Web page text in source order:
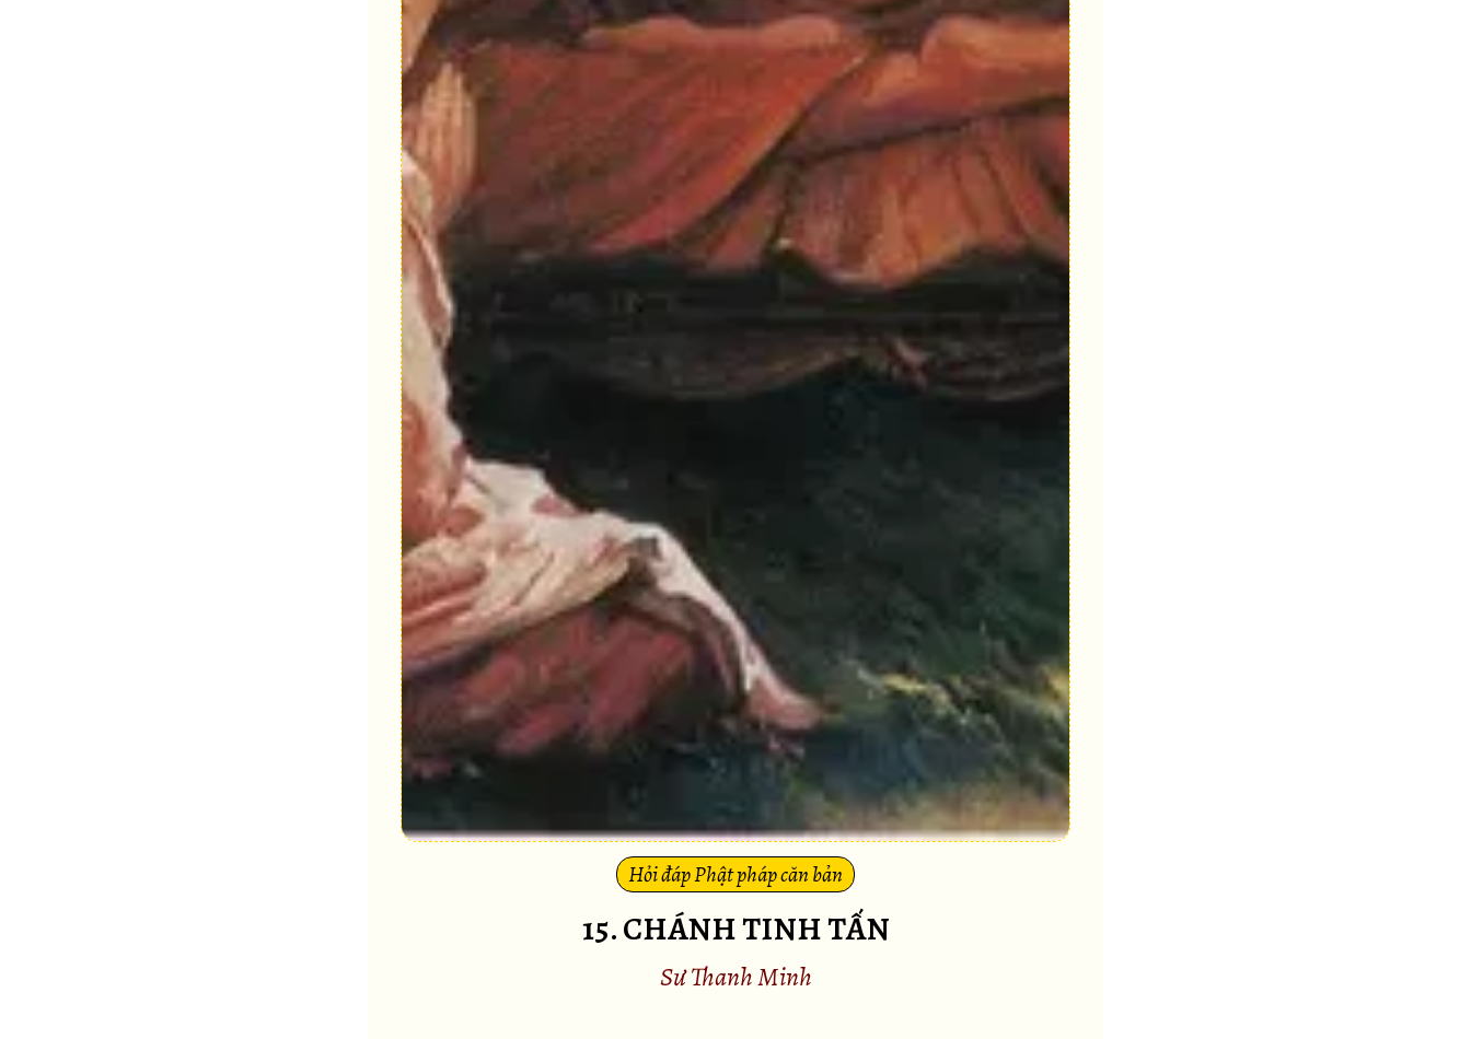
Hỏi đáp Phật pháp căn bản
15. CHÁNH TINH TẤN
Sư Thanh Minh